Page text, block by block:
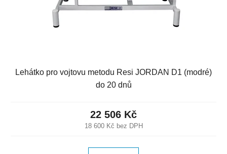
Lehátko pro vojtovu metodu Resi JORDAN D1 (modré)
do 20 dnů
18 600 Kč bez DPH
22 506 Kč